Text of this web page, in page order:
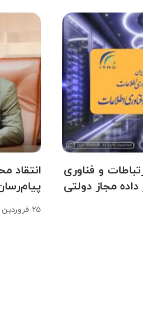
و فناوری
مجاز دولتی
انتقاد
۲۵ فروردین ۱۴۰۳